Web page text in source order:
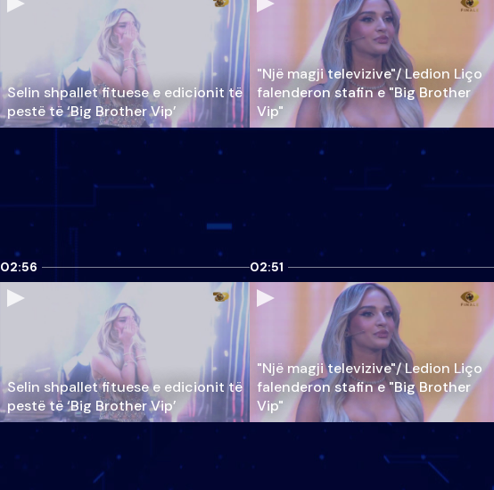
Selin shpallet fituese e edicionit të
pestë të ‘Big Brother Vip’
"Një magji televizive"/ Ledion Liço
falenderon stafin e "Big Brother
Vip"
02:56
Selin shpallet fituese e edicionit të
pestë të ‘Big Brother Vip’
02:51
"Një magji televizive"/ Ledion Liço
falenderon stafin e "Big Brother
Vip"